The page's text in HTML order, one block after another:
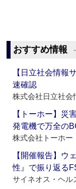
おすすめ情報
【日立社会情報
速確認
株式会社日立社会
【トーホー】
発電機で万全の
株式会社トーホー
【開催報告】ウ
性』で振り返る
サイネオス・ヘル